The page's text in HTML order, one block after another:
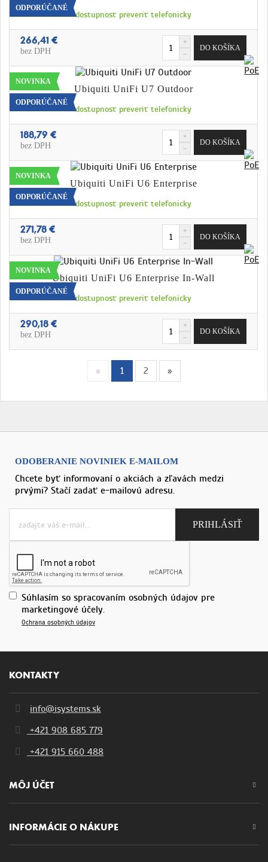
ODPORÚČANÉ
dostupnosť preveriť telefonicky
266,41 €
bez DPH
NOVINKA
ODPORÚČANÉ
Ubiquiti UniFi U7 Outdoor
dostupnosť preveriť telefonicky
188,79 €
bez DPH
NOVINKA
ODPORÚČANÉ
Ubiquiti UniFi U6 Enterprise
dostupnosť preveriť telefonicky
271,78 €
bez DPH
NOVINKA
ODPORÚČANÉ
Ubiquiti UniFi U6 Enterprise In-Wall
dostupnosť preveriť telefonicky
290,18 €
bez DPH
« 1 2 »
ODOBERANIE NOVINIEK E-MAILOM
Chcete byť informovaní o akciách a zľavách medzi
prvými? Stačí zadať e-mailovú adresu.
Súhlasím so spracovaním osobných údajov pre
marketingové účely.
Ochrana osobných údajov
KONTAKTY
info@isystems.sk
+421 908 685 779
+421 915 660 488
MÔJ ÚČET
INFORMÁCIE O NÁKUPE